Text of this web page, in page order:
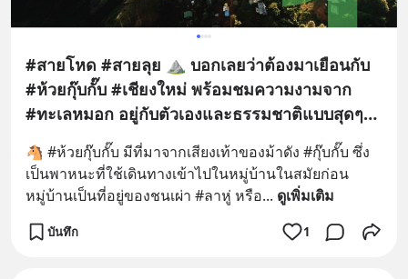
#สายโหด #สายลุย ⛰️ บอกเลยว่าต้องมาเยือนกับ
#ห้วยกุ๊บกั๊บ #เชียงใหม่ พร้อมชมความงามจาก
#ทะเลหมอก อยู่กับตัวเองและธรรมชาติแบบสุดๆ
ครับ 💚 แล้ว #ห้วยกุ๊บกั๊บ คืออะไร : ) มาดูกัน
🐴 #ห้วยกุ๊บกั๊บ มีที่มาจากเสียงเท้าของม้าดัง #กุ๊บกั๊บ ซึ่ง
เป็นพาหนะที่ใช้เดินทางเข้าไปในหมู่บ้านในสมัยก่อน
หมู่บ้านเป็นที่อยู่ของชนเผ่า #ลาหู่ หรือ... ดูเพิ่มเติม
บันทึก 1